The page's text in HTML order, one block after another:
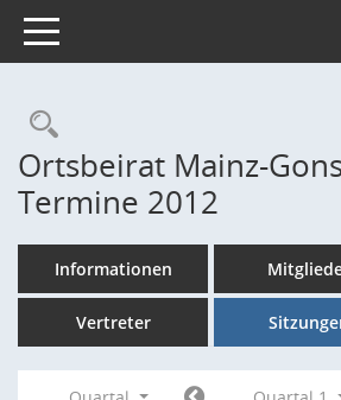
Toggle navigation
Rechercheauswahl
Ortsbeirat Mainz-
Termine 2012
Informationen
Vertreter